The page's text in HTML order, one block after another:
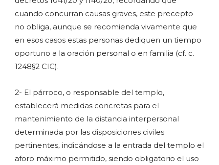
cuando concurran causas graves, este precepto
no obliga, aunque se recomienda vivamente que
en esos casos estas personas dediquen un tiempo
oportuno a la oración personal o en familia (cf. c.
1248§2 CIC).
2- El párroco, o responsable del templo,
establecerá medidas concretas para el
mantenimiento de la distancia interpersonal
determinada por las disposiciones civiles
pertinentes, indicándose a la entrada del templo el
aforo máximo permitido, siendo obligatorio el uso